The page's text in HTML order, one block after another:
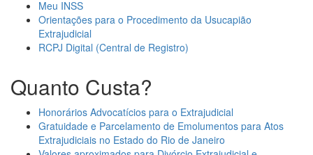
Meu INSS
Orientações para o Procedimento da Usucapião
Extrajudicial
RCPJ Digital (Central de Registro)
Quanto Custa?
Honorários Advocatícios para o Extrajudicial
Gratuidade e Parcelamento de Emolumentos para Atos
Extrajudiciais no Estado do Rio de Janeiro